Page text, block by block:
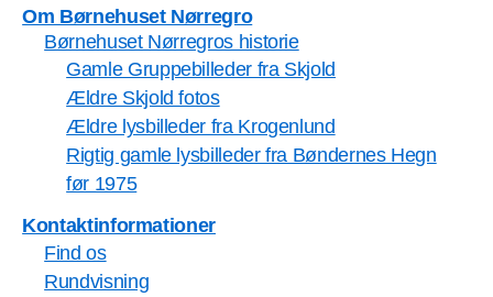
Om Børnehuset Nørregro
Børnehuset Nørregros historie
Gamle Gruppebilleder fra Skjold
Ældre Skjold fotos
Ældre lysbilleder fra Krogenlund
Rigtig gamle lysbilleder fra Bøndernes Hegn
før 1975
Kontaktinformationer
Find os
Rundvisning